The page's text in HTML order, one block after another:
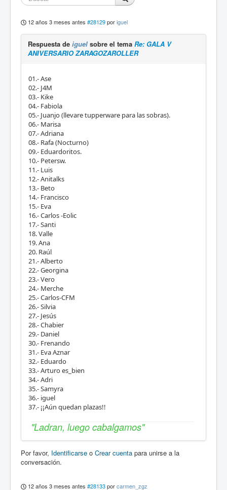
12 años 3 meses antes #28129poriguel
Respuesta de iguel sobre el tema Re: GALA V
ANIVERSARIO ZARAGOZAROLLER
01.- Ase
02.- J4M
03.- Kike
04.- Fabiola
05.- Juanjo (llevare tupperware para las sobras).
06.- Marisa
07.- Adriana
08.- Rafa (Nocturno)
09.- Eduardoritos.
10.- Petersw.
11.- Luis
12.- Anitalks
13.- Beto
14.- Francisco
15.- Eva
16.- Carlos -Eolic
17.- Santi
18. Valle
19. Ana
20. Raúl
21.- Alberto
22.- Georgina
23.- Vero
24.- Merche
25.- Carlos-CFM
26.- Silvia
27.- Jesús
28.- Chabier
29.- Daniel
30.- Frenando
31.- Eva Aznar
32.- Eduardo
33.- Arturo es_bien
34.- Adri
35.- Samyra
36.- iguel
37.- ¡¡Aún quedan plazas!!
"Ladran, luego cabalgamos"
Por favor, Identificarse o Crear cuenta para unirse a la
conversación.
12 años 3 meses antes #28133porcarmen_zgz